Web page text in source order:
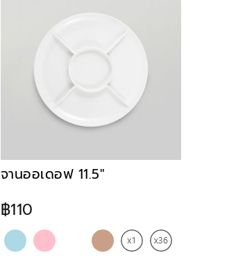
จานออเดอฟ 11.5"
฿110